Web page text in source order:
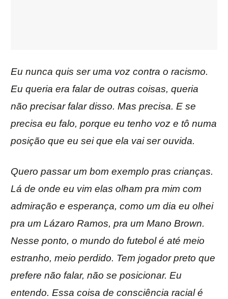
Eu nunca quis ser uma voz contra o racismo.
Eu queria era falar de outras coisas, queria
não precisar falar disso. Mas precisa. E se
precisa eu falo, porque eu tenho voz e tô numa
posição que eu sei que ela vai ser ouvida.
Quero passar um bom exemplo pras crianças.
Lá de onde eu vim elas olham pra mim com
admiração e esperança, como um dia eu olhei
pra um Lázaro Ramos, pra um Mano Brown.
Nesse ponto, o mundo do futebol é até meio
estranho, meio perdido. Tem jogador preto que
prefere não falar, não se posicionar. Eu
entendo. Essa coisa de consciência racial é